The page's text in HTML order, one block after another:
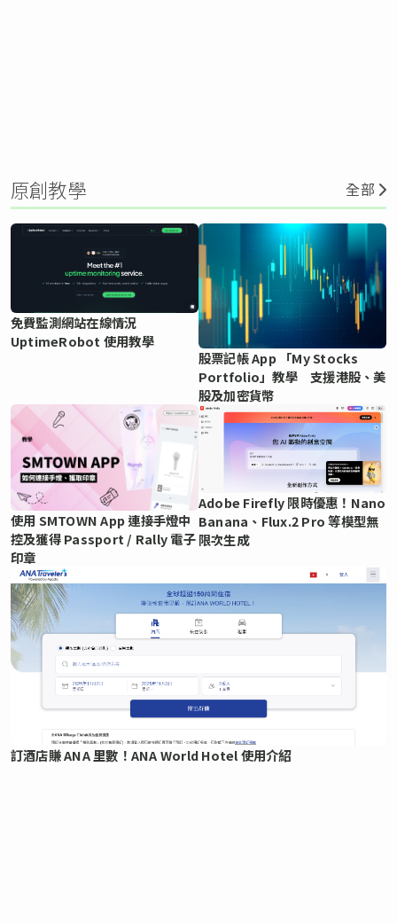
原創教學 全部
免費監測網站在線情況
UptimeRobot 使用教學
股票記帳 App 「My Stocks
Portfolio」教學 支援港股、美
股及加密貨幣
使用 SMTOWN App 連接手燈中
控及獲得 Passport / Rally 電子
印章
Adobe Firefly 限時優惠！Nano
Banana、Flux.2 Pro 等模型無
限次生成
訂酒店賺 ANA 里數！ANA World Hotel 使用介紹